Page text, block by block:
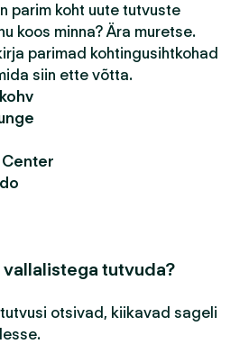
parim koht uute tutvuste
koos minna? Ära muretse.
parimad kohtingusihtkohad
siin ette võtta.
Center
tutvuda?
otsivad, kiikavad sageli